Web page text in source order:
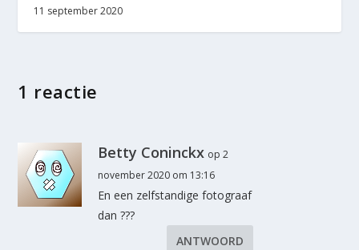
11 september 2020
1 reactie
Betty Coninckx op 2
november 2020 om 13:16
En een zelfstandige fotograaf
dan ???
ANTWOORD